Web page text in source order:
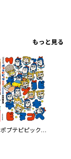
もっと見る
ポプテピピック SEASON EIGHT